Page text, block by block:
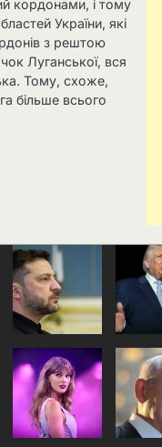
кордонами, і тому
України, які
з рештою
Луганської, вся
Тому, схоже,
більше всього